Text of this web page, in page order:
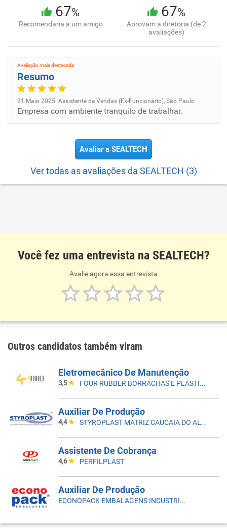
67%
Recomendaria a um amigo
67%
Aprovam a diretoria (de 2
avaliações)
Avaliação mais destacada
Resumo
21 Maio 2025. Assistente de Vendas (Ex-Funcionário), São Paulo
Empresa com ambiente tranquilo de trabalhar.
Avaliar a SEALTECH
Ver todas as avaliações da SEALTECH (3)
Você fez uma entrevista na SEALTECH?
Avalie agora essa entrevista
Outros candidatos também viram
Eletromecânico De Manutenção
3,5 FOUR RUBBER BORRACHAS E PLASTICOS
Auxiliar De Produção
4,4 STYROPLAST MATRIZ CAUCAIA DO ALTO
Assistente De Cobrança
4,6 PERFILPLAST
Auxiliar De Produção
ECONOPACK EMBALAGENS INDUSTRIA COMERCIO DE EMBALAGENS